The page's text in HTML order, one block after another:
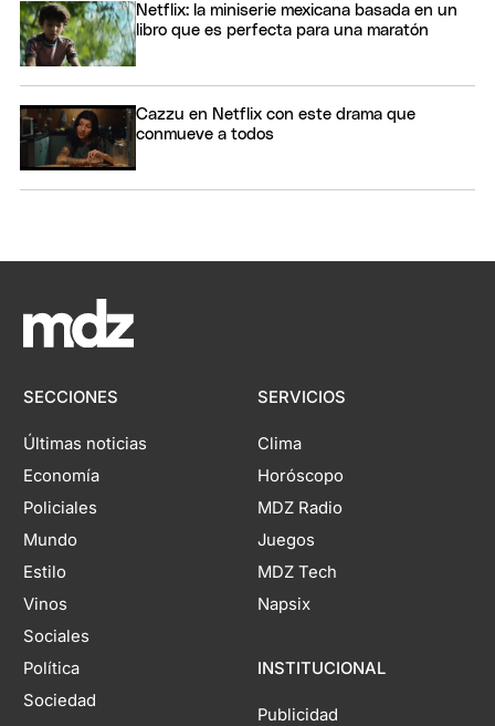
Netflix: la miniserie mexicana basada en un
libro que es perfecta para una maratón
Cazzu en Netflix con este drama que
conmueve a todos
SECCIONES
Últimas noticias
Economía
Policiales
Mundo
Estilo
Vinos
Sociales
Política
Sociedad
SERVICIOS
Clima
Horóscopo
MDZ Radio
Juegos
MDZ Tech
Napsix
INSTITUCIONAL
Publicidad